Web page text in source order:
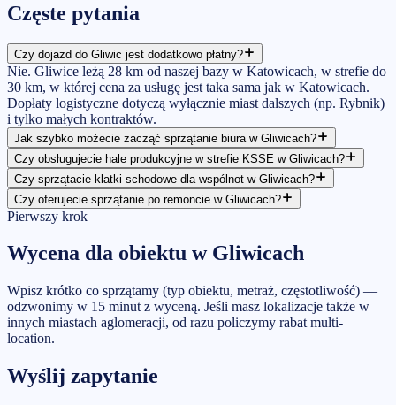
Częste pytania
Czy dojazd do Gliwic jest dodatkowo płatny?
Nie. Gliwice leżą 28 km od naszej bazy w Katowicach, w strefie do
30 km, w której cena za usługę jest taka sama jak w Katowicach.
Dopłaty logistyczne dotyczą wyłącznie miast dalszych (np. Rybnik)
i tylko małych kontraktów.
Jak szybko możecie zacząć sprzątanie biura w Gliwicach?
Czy obsługujecie hale produkcyjne w strefie KSSE w Gliwicach?
Czy sprzątacie klatki schodowe dla wspólnot w Gliwicach?
Czy oferujecie sprzątanie po remoncie w Gliwicach?
Pierwszy krok
Wycena dla obiektu w Gliwicach
Wpisz krótko co sprzątamy (typ obiektu, metraż, częstotliwość) —
odzwonimy w 15 minut z wyceną. Jeśli masz lokalizacje także w
innych miastach aglomeracji, od razu policzymy rabat multi-
location.
Wyślij zapytanie